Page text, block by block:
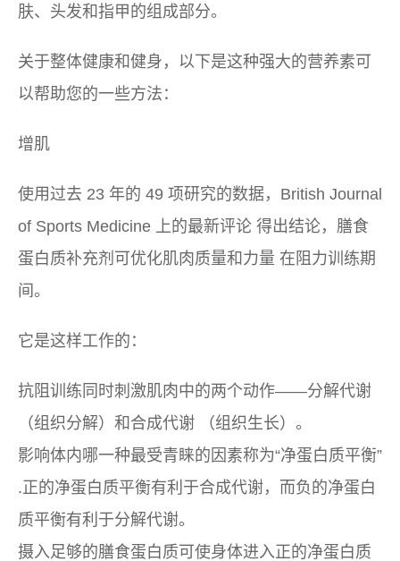
肤、头发和指甲的组成部分。
关于整体健康和健身，以下是这种强大的营养素可
以帮助您的一些方法：
增肌
使用过去 23 年的 49 项研究的数据， British Journal
of Sports Medicine 上的最新评论 得出结论， 膳食
蛋白质补充剂可优化肌肉质量和力量 在阻力训练期
间。
它是这样工作的：
抗阻训练同时刺激肌肉中的两个动作——分解代谢
（组织分解）和 合成代谢 （组织生长）。
影响体内哪一种最受青睐的因素称为“净蛋白质平衡”
.正的净蛋白质平衡有利于合成代谢，而负的净蛋白
质平衡有利于分解代谢。
摄入足够的膳食蛋白质可使身体进入正的净蛋白质